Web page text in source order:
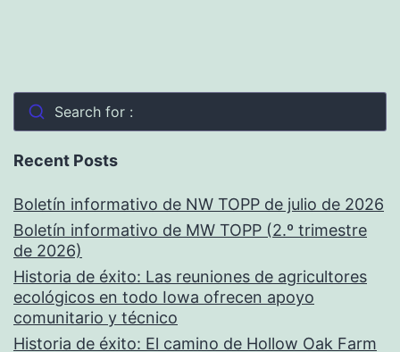
Search for :
Recent Posts
Boletín informativo de NW TOPP de julio de 2026
Boletín informativo de MW TOPP (2.º trimestre
de 2026)
Historia de éxito: Las reuniones de agricultores
ecológicos en todo Iowa ofrecen apoyo
comunitario y técnico
Historia de éxito: El camino de Hollow Oak Farm